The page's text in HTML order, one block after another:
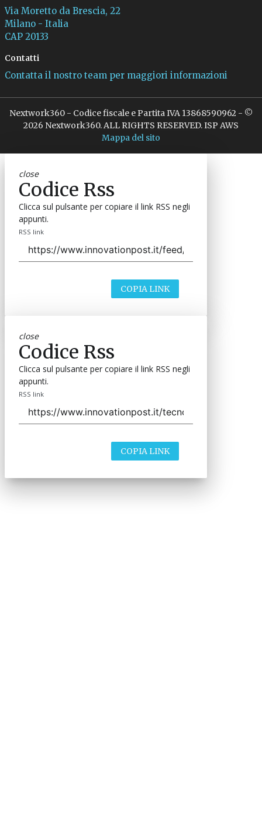
Via Moretto da Brescia, 22
Milano - Italia
CAP 20133
Contatti
Contatta il nostro team per maggiori informazioni
Nextwork360 - Codice fiscale e Partita IVA 13868590962 - ©
2026 Nextwork360. ALL RIGHTS RESERVED. ISP AWS
Mappa del sito
close
Codice Rss
Clicca sul pulsante per copiare il link RSS negli
appunti.
RSS link
COPIA LINK
close
Codice Rss
Clicca sul pulsante per copiare il link RSS negli
appunti.
RSS link
COPIA LINK